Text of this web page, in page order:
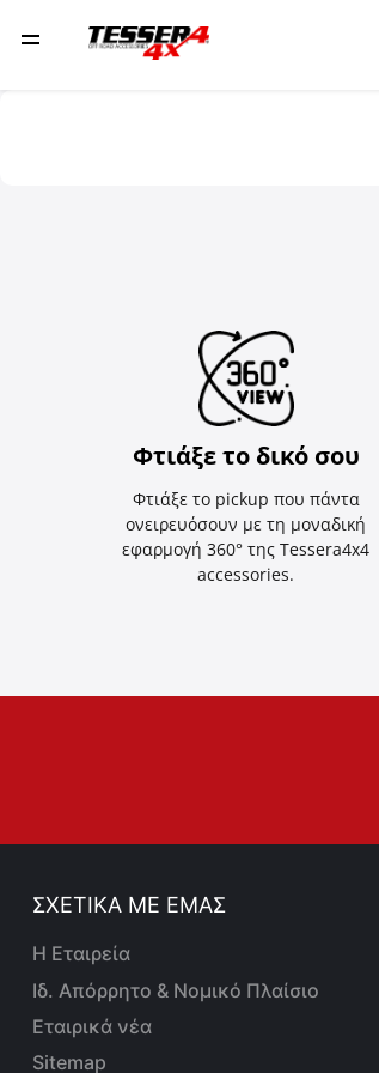
Φτιάξε το δικό σου
Φτιάξε το pickup που πάντα
ονειρευόσουν με τη μοναδική
εφαρμογή 360° της Tessera4x4
accessories.
ΣΧΕΤΙΚΑ ΜΕ ΕΜΑΣ
Η Εταιρεία
Ιδ. Απόρρητο & Νομικό Πλαίσιο
Εταιρικά νέα
Sitemap